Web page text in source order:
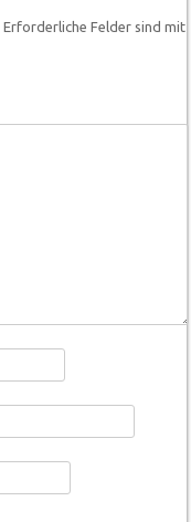
Erforderliche Felder sind mit